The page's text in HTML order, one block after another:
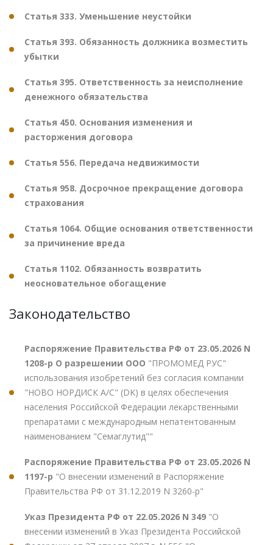
Статья 333. Уменьшение неустойки
Статья 393. Обязанность должника возместить
убытки
Статья 395. Ответственность за неисполнение
денежного обязательства
Статья 450. Основания изменения и
расторжения договора
Статья 556. Передача недвижимости
Статья 958. Досрочное прекращение договора
страхования
Статья 1064. Общие основания ответственности
за причинение вреда
Статья 1102. Обязанность возвратить
неосновательное обогащение
Законодательство
Распоряжение Правительства РФ от 23.05.2026 N
1208-р О разрешении ООО "ПРОМОМЕД РУС"
использования изобретений без согласия компании
"НОВО НОРДИСК А/С" (DK) в целях обеспечения
населения Российской Федерации лекарственными
препаратами с международным непатентованным
наименованием "Семаглутид""
Распоряжение Правительства РФ от 23.05.2026 N
1197-р "О внесении изменений в Распоряжение
Правительства РФ от 31.12.2019 N 3260-р"
Указ Президента РФ от 22.05.2026 N 349 "О
внесении изменений в Указ Президента Российской